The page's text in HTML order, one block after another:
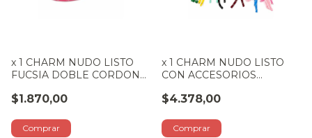
x 1 CHARM NUDO LISTO
FUCSIA DOBLE CORDON
$1.870,00
x 1 CHARM NUDO LISTO
CON ACCESORIOS
$4.378,00